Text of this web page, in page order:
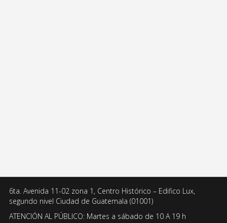
6ta. Avenida 11-02 zona 1, Centro Histórico – Edifico Lux,
segundo nivel Ciudad de Guatemala (01001)
ATENCIÓN AL PÚBLICO: Martes a sábado de 10 A 19 h